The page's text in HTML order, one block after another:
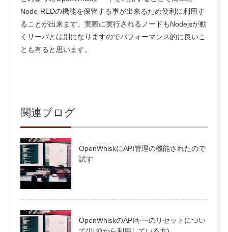
Node-REDの機能を保管する事が出来るため便利に利用す
ることが出来ます。実際に実行されるノードもNodejsが動
くサーバとは別になりますのでパフォーマンス的に良いこ
とも有ると思います。
関連ブログ
OpenWhiskにAPI管理の機能されたので
試す
OpenWhiskのAPIキーのリセットについ